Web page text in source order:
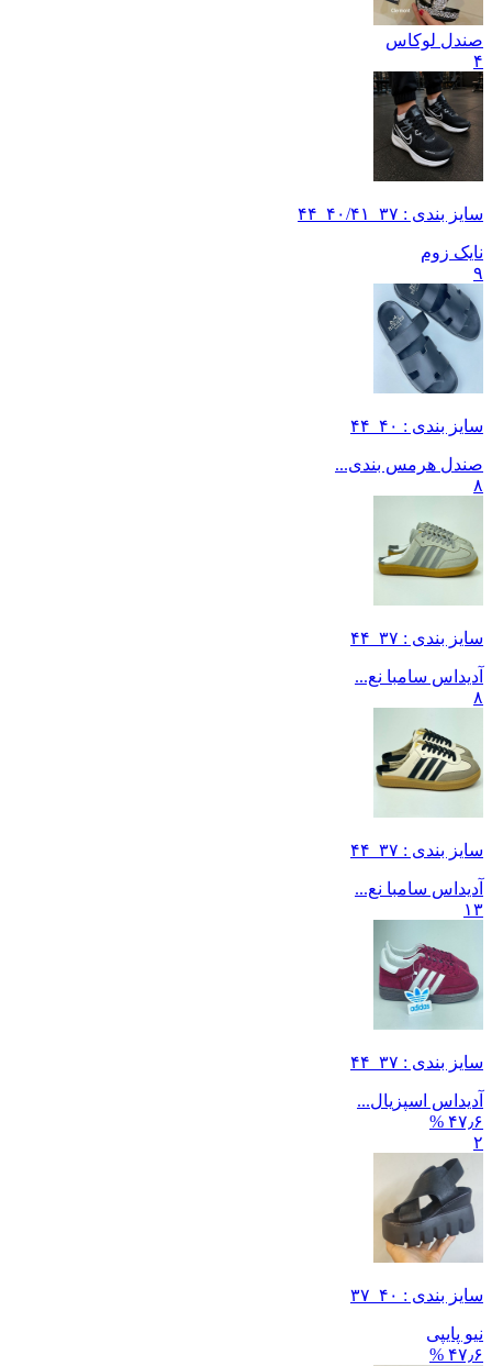
صندل لوکاس
۴
سایز بندی : ۳۷_۴۰/۴۱_۴۴
نایک زوم
۹
سایز بندی : ۴۰_۴۴
صندل هرمس بندی...
۸
سایز بندی : ۳۷_۴۴
آدیداس سامبا نع...
۸
سایز بندی : ۳۷_۴۴
آدیداس سامبا نع...
۱۳
سایز بندی : ۳۷_۴۴
آدیداس اسپزیال...
۴۷٫۶ %
۲
سایز بندی : ۴۰_۳۷
نیو پایپی
۴۷٫۶ %